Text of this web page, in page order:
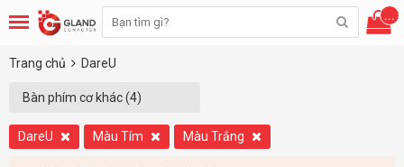
...
Trang chủ DareU
Bàn phím cơ khác (4)
DareU Màu Tím Màu Trắng